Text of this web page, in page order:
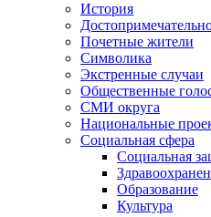
История
Почетные жители
Символика
Экстренные случаи
Общественные
СМИ округа
Национальные
Социальная сфера
Социальная
Образование
Культура